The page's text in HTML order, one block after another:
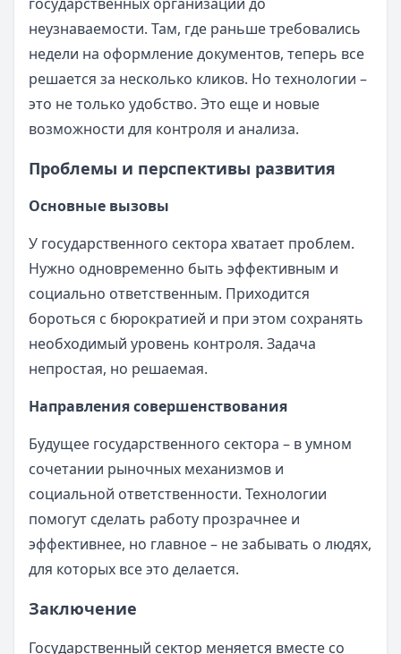
неузнаваемости. Там, где раньше требовались
недели на оформление документов, теперь все
решается за несколько кликов. Но технологии –
это не только удобство. Это еще и новые
возможности для контроля и анализа.
Проблемы и перспективы развития
Основные вызовы
У государственного сектора хватает проблем.
Нужно одновременно быть эффективным и
социально ответственным. Приходится
бороться с бюрократией и при этом сохранять
необходимый уровень контроля. Задача
непростая, но решаемая.
Направления совершенствования
Будущее государственного сектора – в умном
сочетании рыночных механизмов и
социальной ответственности. Технологии
помогут сделать работу прозрачнее и
эффективнее, но главное – не забывать о людях,
для которых все это делается.
Заключение
Государственный сектор меняется вместе со